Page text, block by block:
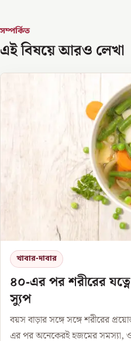
সম্পর্কিত
এই বিষয়ে আরও লেখা
খাবার-দাবার
৪০-এর পর শরীরের
স্যুপ
বয়স বাড়ার সঙ্গে সঙ্গে শরীরের
এর পর অনেকেরই হজমের সমস্যা,